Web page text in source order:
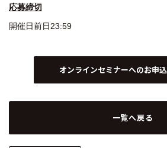
応募締切
開催日前日23:59
オンラインセミナーへのお申
一覧へ戻る